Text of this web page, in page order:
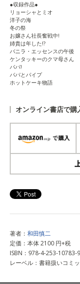
●収録作品●
リョーシャとミオ
洋子の海
冬の祭
お嬢さん社長奮戦中!
姉貴は年した!?
バニラ・エッセンスの午後
ケンタッキーのクマ母さん
パパ!
パパとパイプ
ホットケーキ物語
オンライン書店で購
著者： 和田慎二
定価：本体 2100 円+税
ISBN：978-4-253-10783-9
レーベル：書籍扱いコミ